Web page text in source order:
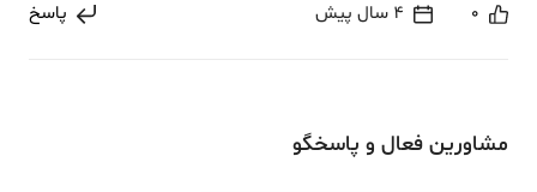
0 4 سال پیش پاسخ
مشاورین فعال و پاسخگو